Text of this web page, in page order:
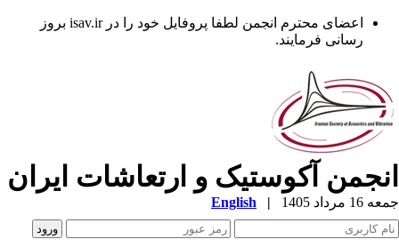
اعضای محترم انجمن لطفا پروفایل خود را در isav.ir بروز
رسانی فرمایند.
آکوستیک و ارتعاشات ایران
مرداد 1405 |
English